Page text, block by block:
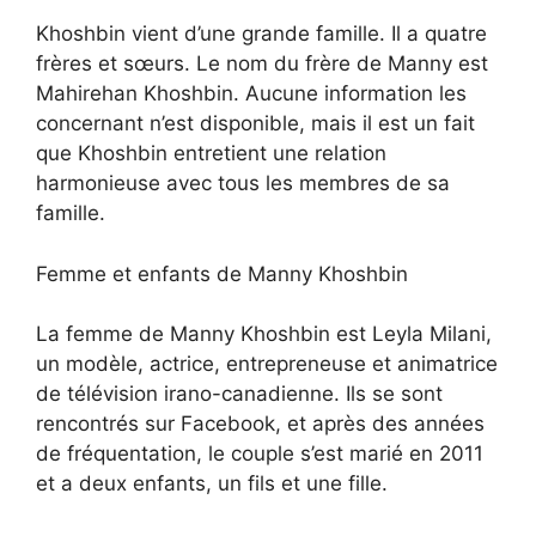
Khoshbin vient d’une grande famille. Il a quatre
frères et sœurs. Le nom du frère de Manny est
Mahirehan Khoshbin. Aucune information les
concernant n’est disponible, mais il est un fait
que Khoshbin entretient une relation
harmonieuse avec tous les membres de sa
famille.
Femme et enfants de Manny Khoshbin
La femme de Manny Khoshbin est Leyla Milani,
un modèle, actrice, entrepreneuse et animatrice
de télévision irano-canadienne. Ils se sont
rencontrés sur Facebook, et après des années
de fréquentation, le couple s’est marié en 2011
et a deux enfants, un fils et une fille.